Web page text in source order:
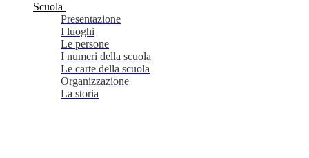
Scuola
Presentazione
I luoghi
Le persone
I numeri della scuola
Le carte della scuola
Organizzazione
La storia